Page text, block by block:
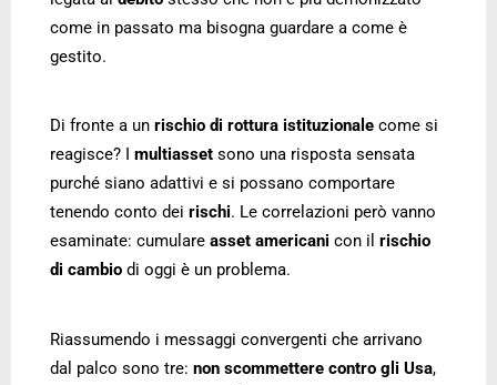
come in passato ma bisogna guardare a come è
gestito.
Di fronte a un rischio di rottura istituzionale come si
reagisce? I multiasset sono una risposta sensata
purché siano adattivi e si possano comportare
tenendo conto dei rischi. Le correlazioni però vanno
esaminate: cumulare asset americani con il rischio
di cambio di oggi è un problema.
Riassumendo i messaggi convergenti che arrivano
dal palco sono tre: non scommettere contro gli Usa,